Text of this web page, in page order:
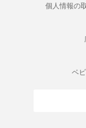
個人情報の
ベ